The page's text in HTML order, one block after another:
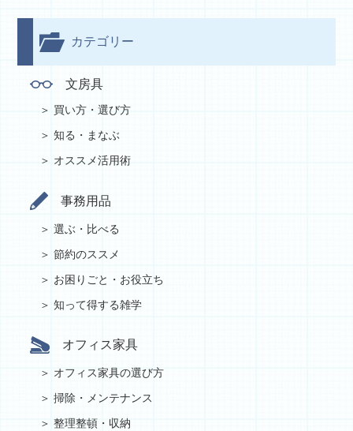
カテゴリー
文房具
買い方・選び方
知る・まなぶ
オススメ活用術
事務用品
選ぶ・比べる
節約のススメ
お困りごと・お役立ち
知って得する雑学
オフィス家具
オフィス家具の選び方
掃除・メンテナンス
整理整頓・収納